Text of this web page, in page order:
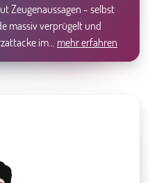
Zeugenaussagen - selbst
massiv verprügelt und
im…
mehr erfahren